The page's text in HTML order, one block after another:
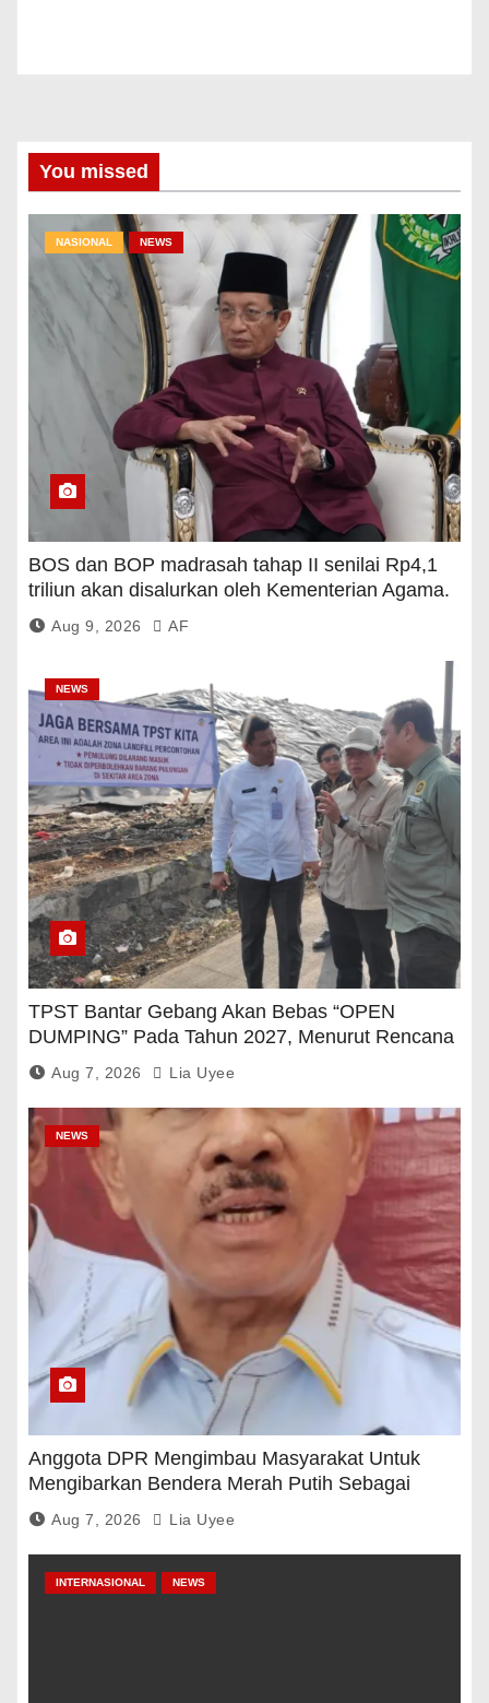
You missed
NASIONAL NEWS
BOS dan BOP madrasah tahap II senilai Rp4,1
triliun akan disalurkan oleh Kementerian Agama.
Aug 9, 2026 AF
NEWS
TPST Bantar Gebang Akan Bebas “OPEN
DUMPING” Pada Tahun 2027, Menurut Rencana
Pemerintah
Aug 7, 2026 Lia Uyee
NEWS
Anggota DPR Mengimbau Masyarakat Untuk
Mengibarkan Bendera Merah Putih Sebagai
Tanda Rasa Terima Kasih
Aug 7, 2026 Lia Uyee
INTERNASIONAL NEWS